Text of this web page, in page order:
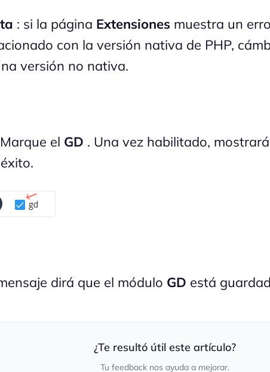
: si la página Extensiones muestra un
con la versión nativa de PHP,
versión no nativa.
el GD . Una vez habilitado,
dirá que el módulo GD está
¿Te resultó útil este artículo?
Tu feedback nos ayuda a mejorar.